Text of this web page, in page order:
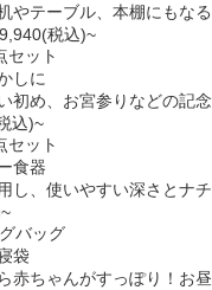
やテーブル、本棚にもな
税込)~
しに
初め、お宮参りなどの記
込)~
食器
し、使いやすい深さとナ
袋
赤ちゃんがすっぽり！お